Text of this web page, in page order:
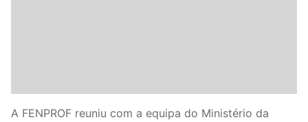
A FENPROF reuniu com a equipa do Ministério da